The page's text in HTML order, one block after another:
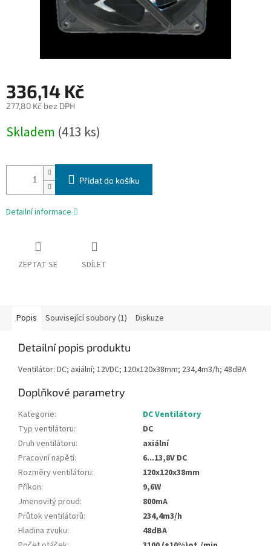
336,14 Kč
277,80 Kč bez DPH
cena:
Skladem (413 ks)
Přidat do košíku
Detailní informace
ZEPTAT SE SDÍLET
Popis Související soubory (1) Diskuze
Detailní popis produktu
Ventilátor: DC; axiální; 12VDC; 120x120x38mm; 234,4m3/h; 48dBA
Doplňkové parametry
Kategorie:
DC Ventilátory
Typ ventilátoru:
DC
Druh ventilátoru:
axiální
Pracovní napětí:
6...13,8V DC
Rozměry ventilátoru:
120x120x38mm
Příkon:
9,6W
Jmenovitý proud:
800mA
Průtok ventilátorů:
234,4m3/h
Hladina zvuku:
48dBA